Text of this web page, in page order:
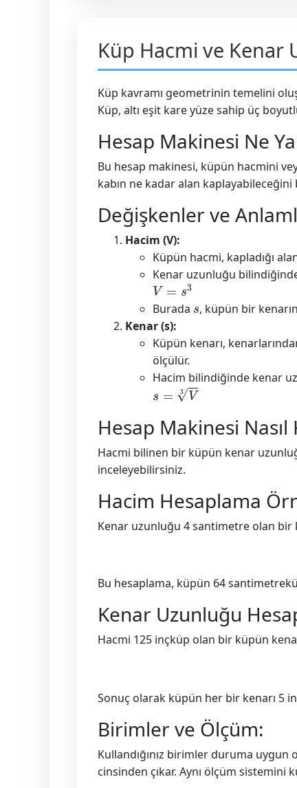
Küp Hacmi ve Kenar
Küp kavramı geometrinin temelini
Küp, altı eşit kare yüze sahip üç
Hesap Makinesi Ne
Bu hesap makinesi, küpün hacmini
kabın ne kadar alan
Değişkenler ve
Hacim (V):
Küpün hacmi, kapladığı
Kenar uzunluğu
V=s3
Burada
, küpün bir
Kenar (s):
Küpün kenarı,
ölçülür.
Hacim bilindiğinde kenar
s=V3
Hesap Makinesi Nasıl
Hacmi bilinen bir küpün kenar
inceleyebilirsiniz.
Hacim Hesaplama
Kenar uzunluğu 4 santimetre olan bir
Bu hesaplama, küpün 64
Kenar Uzunluğu
Hacmi 125 inçküp olan bir küpün
Sonuç olarak küpün her bir kenarı 5
Birimler ve Ölçüm:
Kullandığınız birimler duruma
cinsinden çıkar. Aynı ölçüm sistemini